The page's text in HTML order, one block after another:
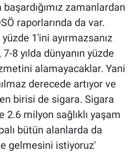
zamanlardan
raporlarında da var.
1'ini ayırmazsanız
8 yılda dünyanın yüzde
alamayacaklar. Yani
derecede artıyor ve
birisi de sigara. Sigara
2.6 milyon sağlıklı yaşam
bütün alanlarda da
gelmesini istiyoruz'